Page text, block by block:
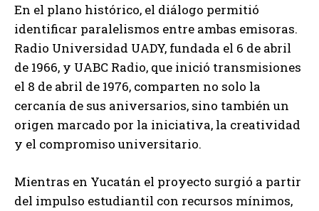
En el plano histórico, el diálogo permitió
identificar paralelismos entre ambas emisoras.
Radio Universidad UADY, fundada el 6 de abril
de 1966, y UABC Radio, que inició transmisiones
el 8 de abril de 1976, comparten no solo la
cercanía de sus aniversarios, sino también un
origen marcado por la iniciativa, la creatividad
y el compromiso universitario.
Mientras en Yucatán el proyecto surgió a partir
del impulso estudiantil con recursos mínimos,